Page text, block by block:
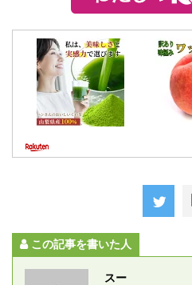
この記事を書いた人
スー